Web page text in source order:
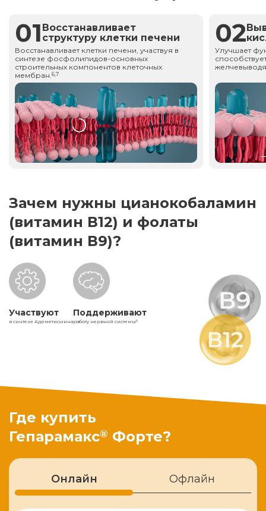
01 Восстанавливает
структуру клетки печени
Восстанавливает клетки печени, участвуя в
синтезе фосфолипидов-основных
строительных компонентов клеточных
мембран.6,7
02
Улучшает
Зачем нужны цианокобаламин
(витамин В12) и фолаты
(витамин В9)?
Участвуют
в синтезе Адеметионина
Поддерживают
работу нервной системы5
Где купить
Гепарамакс® Форте?
Онлайн Офлайн